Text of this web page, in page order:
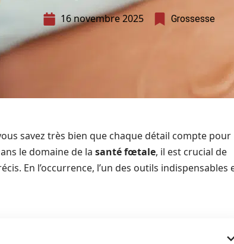
16 novembre 2025 Grossesse
savez très bien que chaque détail compte pour
le domaine de la santé fœtale, il est crucial de
En l’occurrence, l’un des outils indispensables